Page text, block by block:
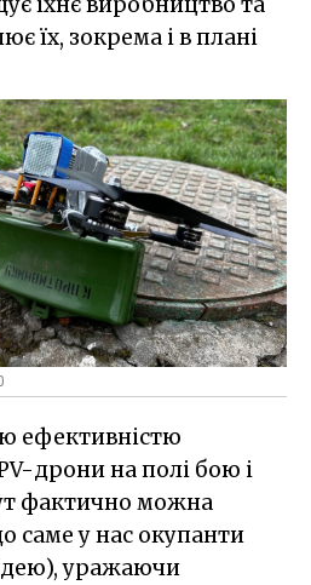
їх, зокрема і в плані
ефективністю
дрони на полі бою і
фактично можна
саме у нас окупанти
уражаючи